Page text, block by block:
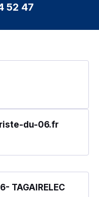
52 47
du-06.fr
TAGAIRELEC